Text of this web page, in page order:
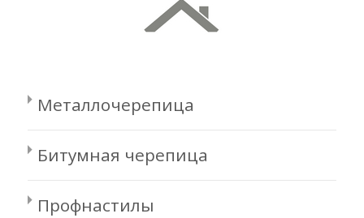
Металлочерепица
Битумная черепица
Профнастилы